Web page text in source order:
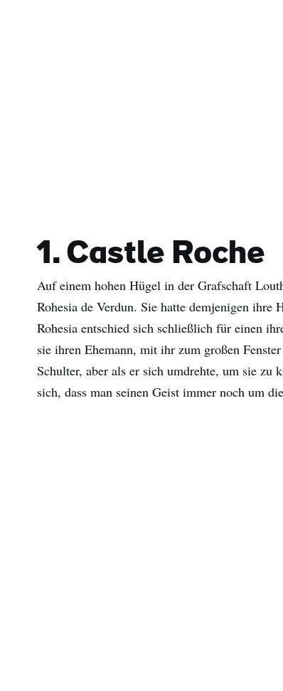
1. Castle Roche
Auf einem hohen Hügel in der Grafschaft
Rohesia de Verdun. Sie hatte demjenigen ihre
Rohesia entschied sich schließlich für einen
sie ihren Ehemann, mit ihr zum großen
Schulter, aber als er sich umdrehte, um sie zu
sich, dass man seinen Geist immer noch um